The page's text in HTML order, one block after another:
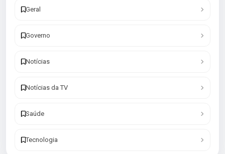
Geral
Governo
Notícias
Notícias da TV
Saúde
Tecnologia